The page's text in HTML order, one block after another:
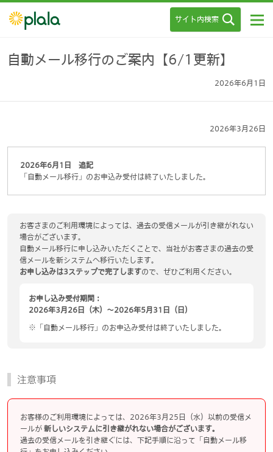
サイト内検索
自動メール移行のご案内【6/1更新】
2026年6月1日
2026年3月26日
2026年6月1日 追記
「自動メール移行」のお申込み受付は終了いたしました。
お客さまのご利用環境によっては、過去の受信メールが引き継がれない
場合がございます。
自動メール移行に申し込みいただくことで、当社がお客さまの過去の受
信メールを新システムへ移行いたします。
お申し込みは3ステップで完了しますので、ぜひご利用ください。
お申し込み受付期間：
2026年3月26日（木）～2026年5月31日（日）
※「自動メール移行」のお申込み受付は終了いたしました。
注意事項
お客様のご利用環境によっては、2026年3月25日（水）以前の受信メ
ールが新しいシステムに引き継がれない場合がございます。
過去の受信メールを引き継ぐには、下記手順に沿って「自動メール移